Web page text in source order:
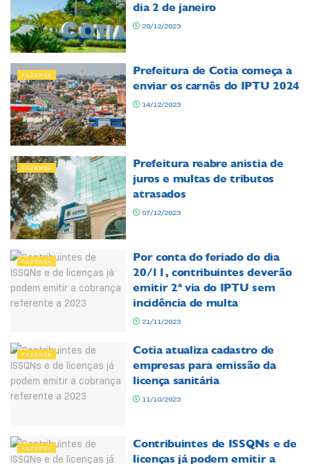
dia 2 de janeiro
20/12/2023
FAZENDA
Prefeitura de Cotia começa a
enviar os carnês do IPTU 2024
14/12/2023
FAZENDA
Prefeitura reabre anistia de
juros e multas de tributos
atrasados
07/12/2023
FAZENDA
Por conta do feriado do dia
20/11, contribuintes deverão
emitir 2ª via do IPTU sem
incidência de multa
21/11/2023
FAZENDA
Cotia atualiza cadastro de
empresas para emissão da
licença sanitária
11/10/2023
FAZENDA
Contribuintes de ISSQNs e de
licenças já podem emitir a